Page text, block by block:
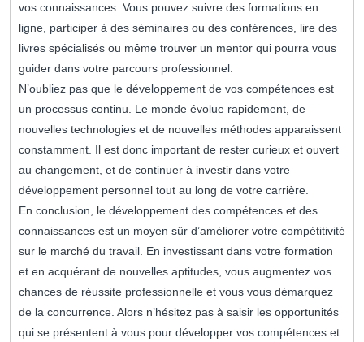
vos connaissances. Vous pouvez suivre des formations en
ligne, participer à des séminaires ou des conférences, lire des
livres spécialisés ou même trouver un mentor qui pourra vous
guider dans votre parcours professionnel.
N’oubliez pas que le développement de vos compétences est
un processus continu. Le monde évolue rapidement, de
nouvelles technologies et de nouvelles méthodes apparaissent
constamment. Il est donc important de rester curieux et ouvert
au changement, et de continuer à investir dans votre
développement personnel tout au long de votre carrière.
En conclusion, le développement des compétences et des
connaissances est un moyen sûr d’améliorer votre compétitivité
sur le marché du travail. En investissant dans votre formation
et en acquérant de nouvelles aptitudes, vous augmentez vos
chances de réussite professionnelle et vous vous démarquez
de la concurrence. Alors n’hésitez pas à saisir les opportunités
qui se présentent à vous pour développer vos compétences et